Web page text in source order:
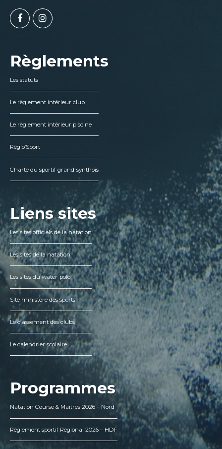
Règlements
Les statuts
Le règlement intérieur club
Le règlement intérieur piscine
Règlo’Sport
Charte du sportif grand-synthois
Liens sites
Les sites officiels de la natation
Les sites de la natation
Les sites du water-polo
Site ministère des sports
Le classement des clubs
Le calendrier scolaire
Programmes
Natation Course & Maîtres 2026 – Nord
Règlement sportif Régional 2026 – HDF